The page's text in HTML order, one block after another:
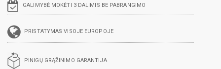
GALIMYBĖ MOKĖTI 3 DALIMIS BE PABRANGIMO
PRISTATYMAS VISOJE EUROPOJE
PINIGŲ GRĄŽINIMO GARANTIJA